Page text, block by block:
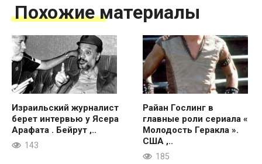
Похожие материалы
Израильский журналист
берет интервью у Ясера
Арафата . Бейрут ,..
143
Райан Гослинг в
главные роли сериала «
Молодость Геракла ».
США ,..
185